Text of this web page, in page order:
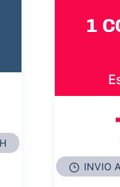
1
INVIO